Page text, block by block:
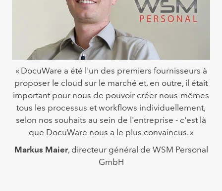
« DocuWare a été l'un des premiers fournisseurs à
proposer le cloud sur le marché et, en outre, il était
important pour nous de pouvoir créer nous-mêmes
tous les processus et workflows individuellement,
selon nos souhaits au sein de l'entreprise - c'est là
que DocuWare nous a le plus convaincus. »
Markus Maier, directeur général de WSM Personal
GmbH